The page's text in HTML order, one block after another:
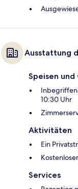
Ausstattung
Speisen und
10:30 Uhr
Aktivitäten
Ein
Services